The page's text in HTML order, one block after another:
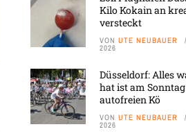
Kilo Kokain an
versteckt
VON UTE NEUBAUER
2026
Düsseldorf: Alles
hat ist am
autofreien Kö
VON UTE NEUBAUER
2026